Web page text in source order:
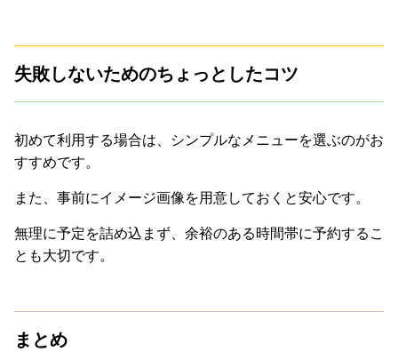
失敗しないためのちょっとしたコツ
初めて利用する場合は、シンプルなメニューを選ぶのがお
すすめです。
また、事前にイメージ画像を用意しておくと安心です。
無理に予定を詰め込まず、余裕のある時間帯に予約するこ
とも大切です。
まとめ